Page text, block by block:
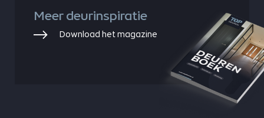
Meer deurinspiratie
Download het magazine